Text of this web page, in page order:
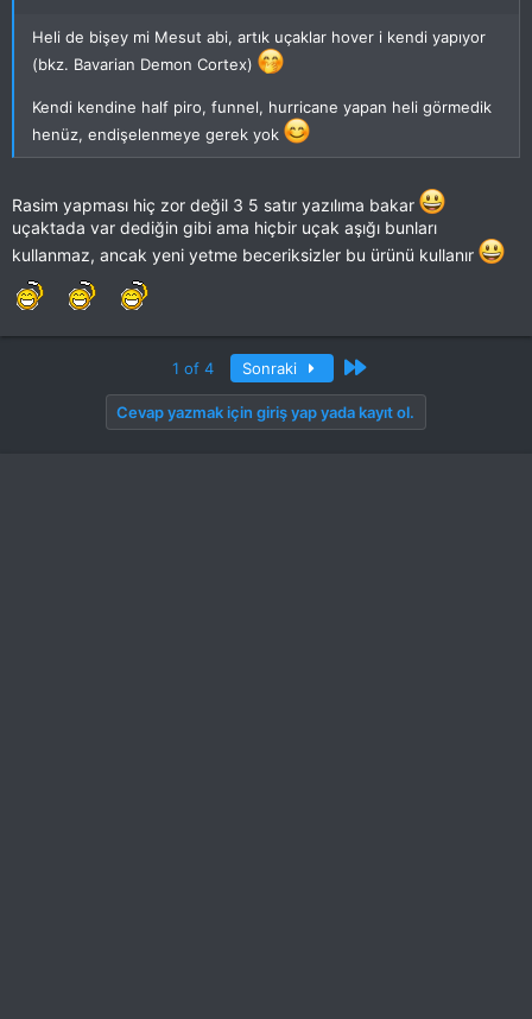
Heli de bişey mi Mesut abi, artık uçaklar hover i kendi yapıyor
(bkz. Bavarian Demon Cortex)
Kendi kendine half piro, funnel, hurricane yapan heli görmedik
henüz, endişelenmeye gerek yok
Rasim yapması hiç zor değil 3 5 satır yazılıma bakar
uçaktada var dediğin gibi ama hiçbir uçak aşığı bunları
kullanmaz, ancak yeni yetme beceriksizler bu ürünü kullanır
1 of 4 Sonraki Son
Cevap yazmak için giriş yap yada kayıt ol.